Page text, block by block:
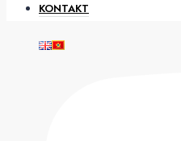
KONTAKT